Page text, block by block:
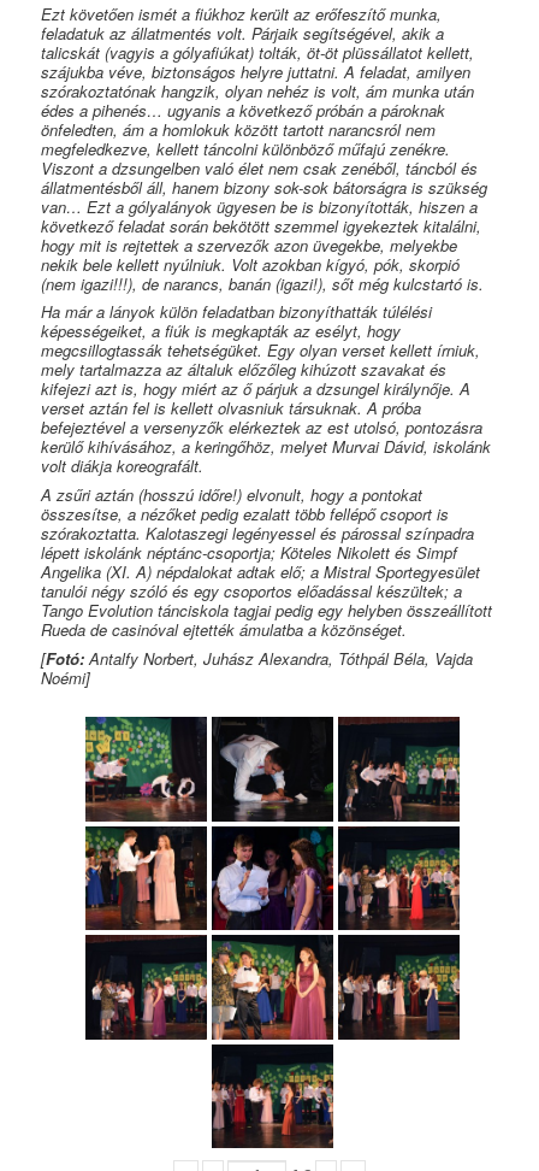
Ezt követően ismét a fiúkhoz került az erőfeszítő munka,
feladatuk az állatmentés volt. Párjaik segítségével, akik a
talicskát (vagyis a gólyafiúkat) tolták, öt-öt plüssállatot kellett,
szájukba véve, biztonságos helyre juttatni. A feladat, amilyen
szórakoztatónak hangzik, olyan nehéz is volt, ám munka után
édes a pihenés… ugyanis a következő próbán a pároknak
önfeledten, ám a homlokuk között tartott narancsról nem
megfeledkezve, kellett táncolni különböző műfajú zenékre.
Viszont a dzsungelben való élet nem csak zenéből, táncból és
állatmentésből áll, hanem bizony sok-sok bátorságra is szükség
van… Ezt a gólyalányok ügyesen be is bizonyították, hiszen a
következő feladat során bekötött szemmel igyekeztek kitalálni,
hogy mit is rejtettek a szervezők azon üvegekbe, melyekbe
nekik bele kellett nyúlniuk. Volt azokban kígyó, pók, skorpió
(nem igazi!!!), de narancs, banán (igazi!), sőt még kulcstartó is.
Ha már a lányok külön feladatban bizonyíthatták túlélési
képességeiket, a fiúk is megkapták az esélyt, hogy
megcsillogtassák tehetségüket. Egy olyan verset kellett írniuk,
mely tartalmazza az általuk előzőleg kihúzott szavakat és
kifejezi azt is, hogy miért az ő párjuk a dzsungel királynője. A
verset aztán fel is kellett olvasniuk társuknak. A próba
befejeztével a versenyzők elérkeztek az est utolsó, pontozásra
kerülő kihívásához, a keringőhöz, melyet Murvai Dávid, iskolánk
volt diákja koreografált.
A zsűri aztán (hosszú időre!) elvonult, hogy a pontokat
összesítse, a nézőket pedig ezalatt több fellépő csoport is
szórakoztatta. Kalotaszegi legényessel és párossal színpadra
lépett iskolánk néptánc-csoportja; Köteles Nikolett és Simpf
Angelika (XI. A) népdalokat adtak elő; a Mistral Sportegyesület
tanulói négy szóló és egy csoportos előadással készültek; a
Tango Evolution tánciskola tagjai pedig egy helyben összeállított
Rueda de casinóval ejtették ámulatba a közönséget.
[Fotó:Antalfy Norbert, Juhász Alexandra, Tóthpál Béla, Vajda
Noémi]